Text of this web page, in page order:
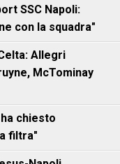
SSC Napoli:
con la squadra"
Allegri
McTominay
chiesto
filtra"